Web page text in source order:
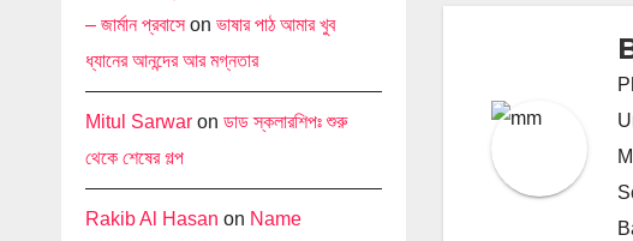
– জার্মান প্রবাসেon ভাষার পাঠ আমার খুব
ধ্যানের আনন্দের আর মগ্নতার
Mitul Sarwar on ডাড স্কলারশিপঃ শুরু
থেকে শেষের গল্প
Rakib Al Hasan on Name